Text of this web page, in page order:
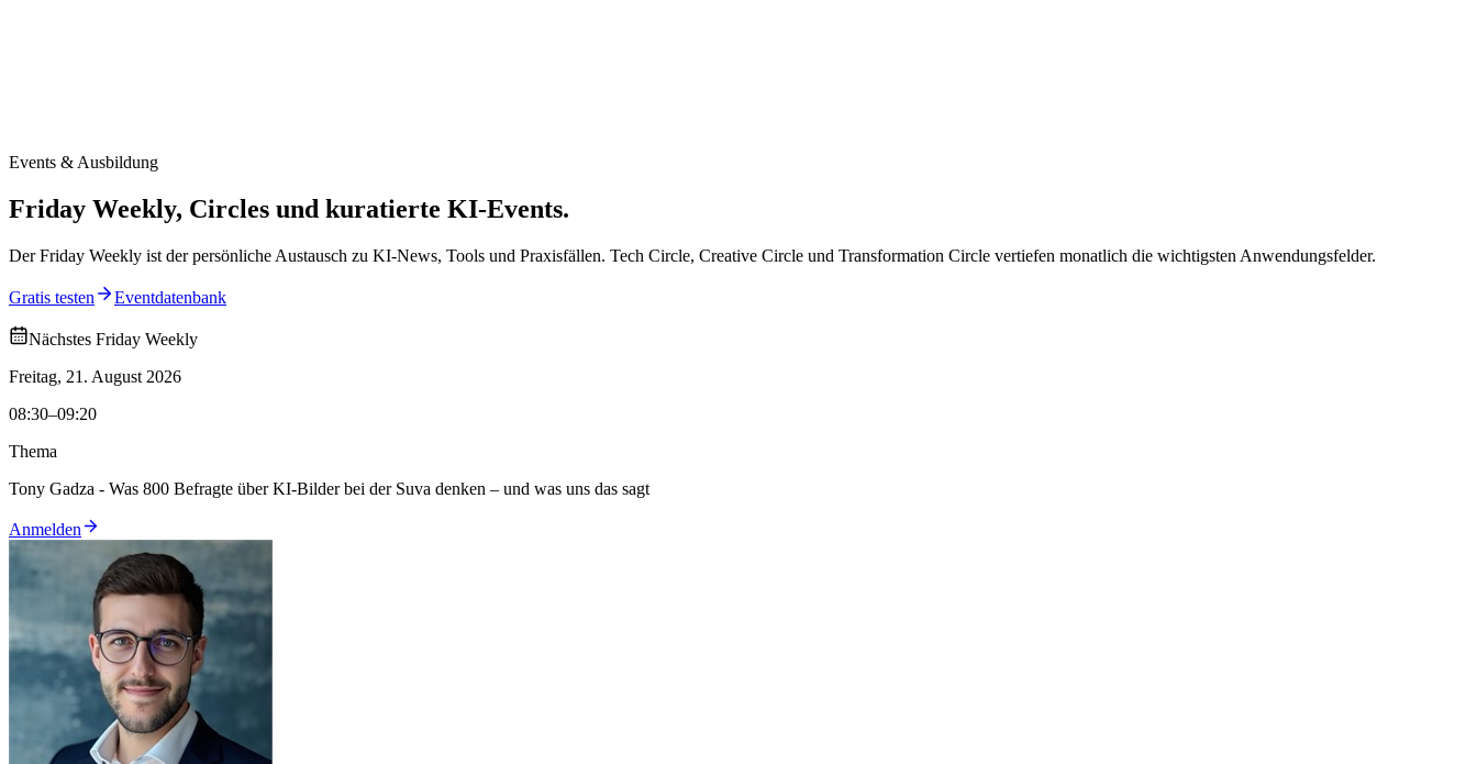
Events & Ausbildung
Friday Weekly, Circles und kuratierte KI-Events.
Der Friday Weekly ist der persönliche Austausch zu KI-News, Tools und Praxisfällen. Tech Circle, Creative Circle und Transformation Circle vertiefen monatlich die wichtigsten Anwendungsfelder.
Gratis testen Eventdatenbank
Nächstes Friday Weekly
Freitag, 21. August 2026
08:30–09:20
Thema
Tony Gadza - Was 800 Befragte über KI-Bilder bei der Suva denken – und was uns das sagt
Anmelden